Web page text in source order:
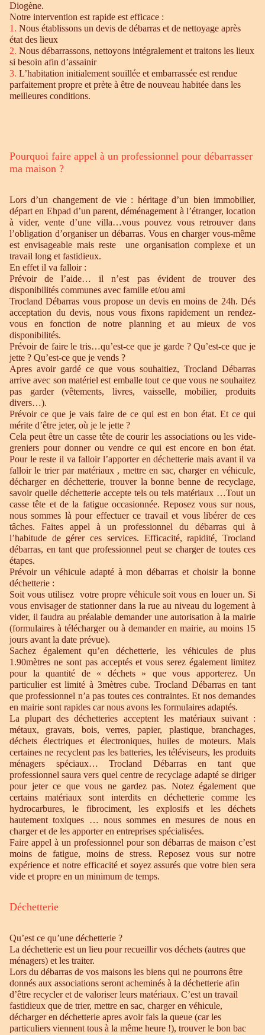
Diogène.
Notre intervention est rapide est efficace :
1. Nous établissons un devis de débarras et de nettoyage après
état des lieux
2. Nous débarrassons, nettoyons intégralement et traitons les lieux
si besoin afin d’assainir
3. L’habitation initialement souillée et embarrassée est rendue
parfaitement propre et prète à être de nouveau habitée dans les
meilleures conditions.
Pourquoi faire appel à un professionnel pour débarrasser
ma maison ?
Lors d’un changement de vie : héritage d’un bien immobilier,
départ en Ehpad d’un parent, déménagement à l’étranger, location
à vider, vente d’une villa…vous pouvez vous retrouver dans
l’obligation d’organiser un débarras. Vous en charger vous-même
est envisageable mais reste une organisation complexe et un
travail long et fastidieux.
En effet il va falloir :
Prévoir de l’aide… il n’est pas évident de trouver des
disponibilités communes avec famille et/ou ami
Trocland Débarras vous propose un devis en moins de 24h. Dés
acceptation du devis, nous vous fixons rapidement un rendez-
vous en fonction de notre planning et au mieux de vos
disponibilités.
Prévoir de faire le tris…qu’est-ce que je garde ? Qu’est-ce que je
jette ? Qu’est-ce que je vends ?
Apres avoir gardé ce que vous souhaitiez, Trocland Débarras
arrive avec son matériel est emballe tout ce que vous ne souhaitez
pas garder (vêtements, livres, vaisselle, mobilier, produits
divers…).
Prévoir ce que je vais faire de ce qui est en bon état. Et ce qui
mérite d’être jeter, où je le jette ?
Cela peut être un casse tête de courir les associations ou les vide-
greniers pour donner ou vendre ce qui est encore en bon état.
Pour le reste il va falloir l’apporter en déchetterie mais avant il va
falloir le trier par matériaux , mettre en sac, charger en véhicule,
décharger en déchetterie, trouver la bonne benne de recyclage,
savoir quelle déchetterie accepte tels ou tels matériaux …Tout un
casse tête et de la fatigue occasionnée. Reposez vous sur nous,
nous sommes là pour effectuer ce travail et vous libérer de ces
tâches. Faites appel à un professionnel du débarras qui à
l’habitude de gérer ces services. Efficacité, rapidité, Trocland
débarras, en tant que professionnel peut se charger de toutes ces
étapes.
Prévoir un véhicule adapté à mon débarras et choisir la bonne
déchetterie :
Soit vous utilisez votre propre véhicule soit vous en louer un. Si
vous envisager de stationner dans la rue au niveau du logement à
vider, il faudra au préalable demander une autorisation à la mairie
(formulaires à télécharger ou à demander en mairie, au moins 15
jours avant la date prévue).
Sachez également qu’en déchetterie, les véhicules de plus
1.90mètres ne sont pas acceptés et vous serez également limitez
pour la quantité de « déchets » que vous apporterez. Un
particulier est limité à 3mètres cube. Trocland Débarras en tant
que professionnel n’a pas toutes ces contraintes. Et nos demandes
en mairie sont rapides car nous avons les formulaires adaptés.
La plupart des déchetteries acceptent les matériaux suivant :
métaux, gravats, bois, verres, papier, plastique, branchages,
déchets électriques et électroniques, huiles de moteurs. Mais
certaines ne recyclent pas les batteries, les téléviseurs, les produits
ménagers spéciaux… Trocland Débarras en tant que
professionnel saura vers quel centre de recyclage adapté se diriger
pour jeter ce que vous ne gardez pas. Notez également que
certains matériaux sont interdits en déchetterie comme les
hydrocarbures, le fibrociment, les explosifs et les déchets
hautement toxiques … nous sommes en mesures de nous en
charger et de les apporter en entreprises spécialisées.
Faire appel à un professionnel pour son débarras de maison c’est
moins de fatigue, moins de stress. Reposez vous sur notre
expérience et notre efficacité et soyez assurés que votre bien sera
vide et propre en un minimum de temps.
Déchetterie
Qu’est ce qu’une déchetterie ?
La déchetterie est un lieu pour recueillir vos déchets (autres que
ménagers) et les traiter.
Lors du débarras de vos maisons les biens qui ne pourrons être
donnés aux associations seront acheminés à la déchetterie afin
d’être recycler et de valoriser leurs matériaux. C’est un travail
fastidieux que de trier, mettre en sac, charger en véhicule,
décharger en déchetterie apres avoir fais la queue (car les
particuliers viennent tous à la même heure !), trouver le bon bac